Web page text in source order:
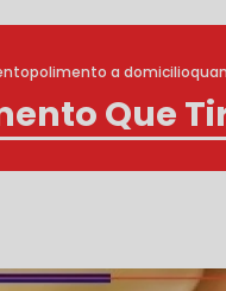
polimento a domicilio
Que